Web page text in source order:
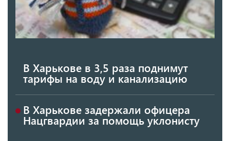
В Харькове в 3,5 раза поднимут
тарифы на воду и канализацию
В Харькове задержали офицера
Нацгвардии за помощь уклонисту